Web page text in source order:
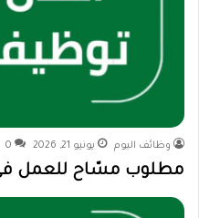
وظائف اليوم يونيو 21, 2026 0
مطلوب مسّاح للعمل